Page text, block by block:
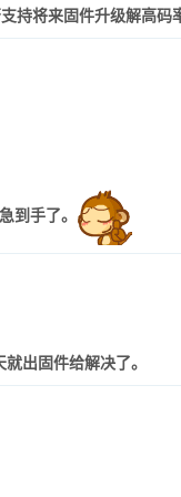
持将来固件升级解高码
到 手了。
出固件给解决了。